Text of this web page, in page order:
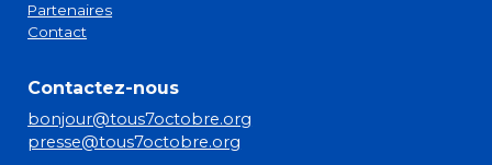
Partenaires
Contact
Contactez-nous
bonjour@tous7octobre.org
presse@tous7octobre.org